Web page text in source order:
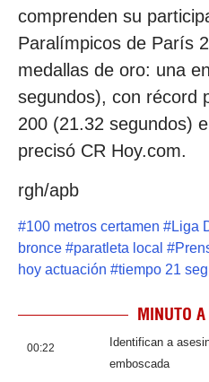
comprenden su
Paralímpicos de París
medallas de oro: una
segundos), con récord
200 (21.32 segundos)
precisó CR Hoy.com.
rgh/apb
#100 metros certamen #Liga
bronce #paratleta local #
hoy actuación #tiempo 21
MINUTO
00:22
Identifican a
emboscada